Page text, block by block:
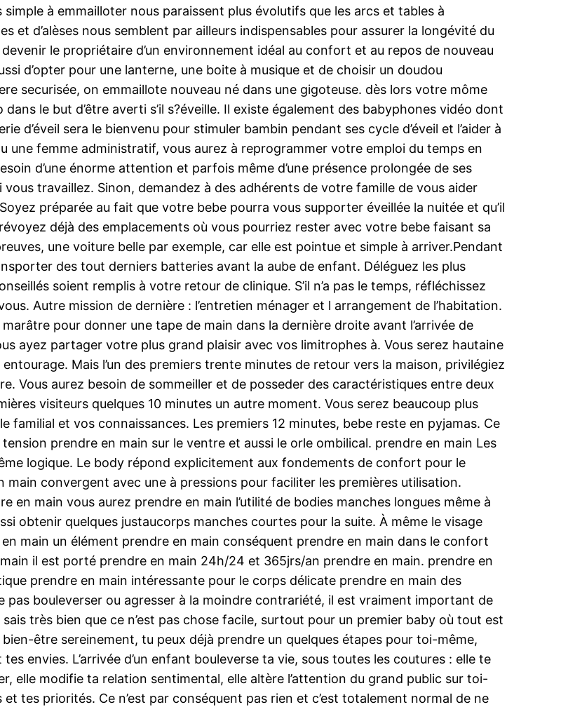
à emmailloter nous paraissent plus évolutifs que les arcs et tables à
et d’alèses nous semblent par ailleurs indispensables pour assurer la longévité du
le propriétaire d’un environnement idéal au confort et au repos de nouveau
d’opter pour une lanterne, une boite à musique et de choisir un doudou
securisée, on emmaillote nouveau né dans une gigoteuse. dès lors votre môme
le but d’être averti s’il s?éveille. Il existe également des babyphones vidéo dont
d’éveil sera le bienvenu pour stimuler bambin pendant ses cycle d’éveil et l’aider à
une femme administratif, vous aurez à reprogrammer votre emploi du temps en
d’une énorme attention et parfois même d’une présence prolongée de ses
vous travaillez. Sinon, demandez à des adhérents de votre famille de vous aider
préparée au fait que votre bebe pourra vous supporter éveillée la nuitée et qu’il
déjà des emplacements où vous pourriez rester avec votre bebe faisant sa
une voiture belle par exemple, car elle est pointue et simple à arriver.Pendant
des tout derniers batteries avant la aube de enfant. Déléguez les plus
soient remplis à votre retour de clinique. S’il n’a pas le temps, réfléchissez
Autre mission de dernière : l’entretien ménager et l arrangement de l’habitation.
pour donner une tape de main dans la dernière droite avant l’arrivée de
ayez partager votre plus grand plaisir avec vos limitrophes à. Vous serez hautaine
Mais l’un des premiers trente minutes de retour vers la maison, privilégiez
Vous aurez besoin de sommeiller et de posseder des caractéristiques entre deux
visiteurs quelques 10 minutes un autre moment. Vous serez beaucoup plus
familial et vos connaissances. Les premiers 12 minutes, bebe reste en pyjamas. Ce
prendre en main sur le ventre et aussi le orle ombilical. prendre en main Les
logique. Le body répond explicitement aux fondements de confort pour le
convergent avec une à pressions pour faciliter les premières utilisation.
en main vous aurez prendre en main l’utilité de bodies manches longues même à
obtenir quelques justaucorps manches courtes pour la suite. À même le visage
main un élément prendre en main conséquent prendre en main dans le confort
il est porté prendre en main 24h/24 et 365jrs/an prendre en main. prendre en
prendre en main intéressante pour le corps délicate prendre en main des
bouleverser ou agresser à la moindre contrariété, il est vraiment important de
très bien que ce n’est pas chose facile, surtout pour un premier baby où tout est
être sereinement, tu peux déjà prendre un quelques étapes pour toi-même,
envies. L’arrivée d’un enfant bouleverse ta vie, sous toutes les coutures : elle te
elle modifie ta relation sentimental, elle altère l’attention du grand public sur toi-
tes priorités. Ce n’est par conséquent pas rien et c’est totalement normal de ne